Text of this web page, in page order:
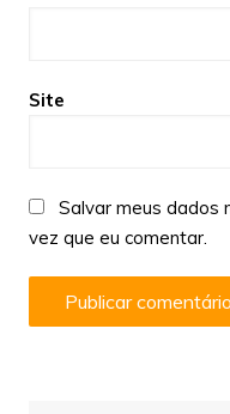
Site
Salvar meus dados
vez que eu comentar.